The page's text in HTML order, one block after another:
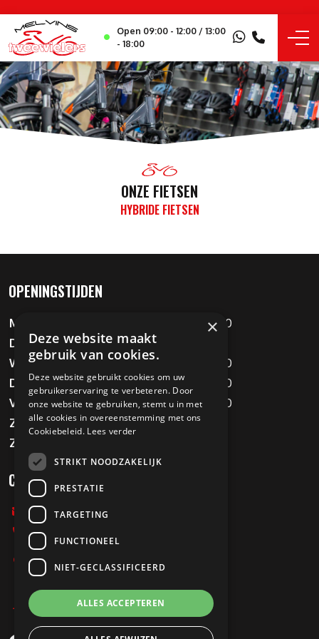
Open 09:00 - 12:00 / 13:00
- 18:00
ONZE FIETSEN
HYBRIDE FIETSEN
OPENINGSTIJDEN
Maandag
09:00 - 12:00 / 13:00 - 18:00
Dinsdag
Gesloten
Woensdag
09:00 - 12:00 / 13:00 - 18:00
Donderdag
09:00 - 12:00 / 13:00 - 18:00
Vrijdag
09:00 - 12:00 / 13:00 - 18:00
Zaterdag
09:00 - 16:00
Zondag
CONTACT
info@melvinstweewielers.nl
0478-712067
Stationsweg 197
5807 AB Oostrum
Privacy Policy
×
Deze website maakt
gebruik van cookies.
Deze website gebruikt cookies om uw
gebruikerservaring te verbeteren. Door
onze website te gebruiken, stemt u in met
alle cookies in overeenstemming met ons
Cookiebeleid. Lees verder
STRIKT NOODZAKELIJK
PRESTATIE
TARGETING
FUNCTIONEEL
NIET-GECLASSIFICEERD
ALLES ACCEPTEREN